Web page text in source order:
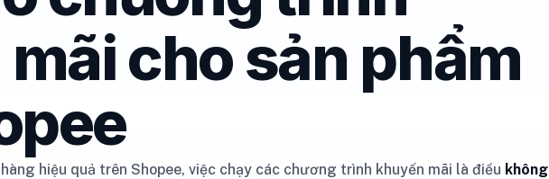
cho sản phẩm
hiệu quả trên Shopee, việc chạy các chương trình khuyến mãi là điều không